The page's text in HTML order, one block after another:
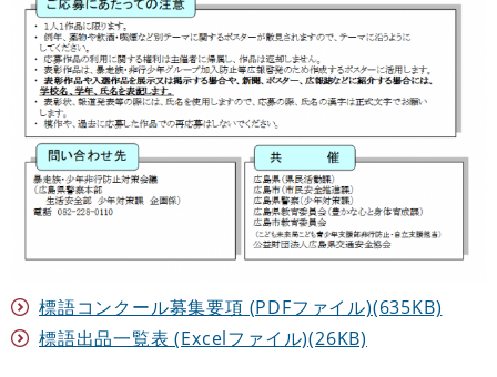
標語コンクール募集要項 (PDFファイル)(635KB)
標語出品一覧表 (Excelファイル)(26KB)